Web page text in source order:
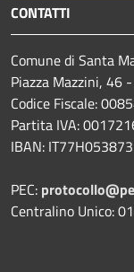
CONTATTI
Comune di Santa
Piazza Mazzini, 46
Codice Fiscale:
Partita IVA:
IBAN:
PEC:
Centralino Unico: